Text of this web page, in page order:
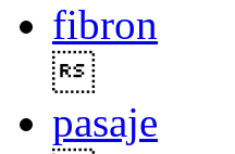
fibron
pasaje